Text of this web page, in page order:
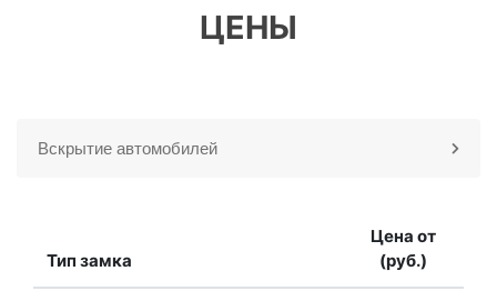
ЦЕНЫ
Вскрытие автомобилей
Тип замка
Цена от
(руб.)